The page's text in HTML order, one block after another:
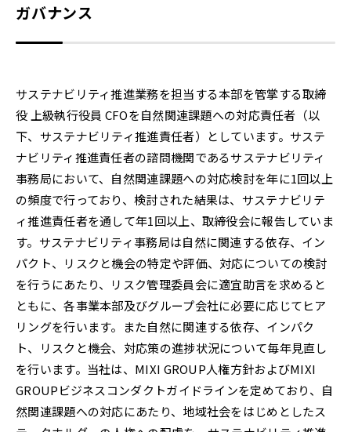
ガバナンス
サステナビリティ推進業務を担当する本部を管掌する取締
役 上級執行役員 CFOを自然関連課題への対応責任者（以
下、サステナビリティ推進責任者）としています。サステ
ナビリティ推進責任者の諮問機関であるサステナビリティ
事務局において、自然関連課題への対応検討を年に1回以上
の頻度で行っており、検討された結果は、サステナビリテ
ィ推進責任者を通して年1回以上、取締役会に報告していま
す。サステナビリティ事務局は自然に関連する依存、イン
パクト、リスクと機会の特定や評価、対応についての検討
を行うにあたり、リスク管理委員会に適宜助言を求めると
ともに、各事業本部及びグループ会社に必要に応じてヒア
リングを行います。また自然に関連する依存、インパク
ト、リスクと機会、対応策の進捗状況について毎年見直し
を行います。当社は、MIXI GROUP人権方針およびMIXI
GROUPビジネスコンダクトガイドラインを定めており、自
然関連課題への対応にあたり、地域社会をはじめとしたス